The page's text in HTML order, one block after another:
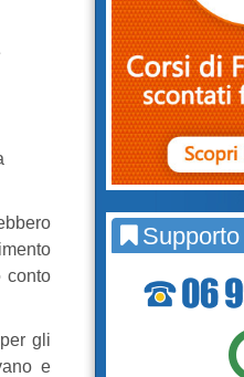
conto
gli
e
Supporto